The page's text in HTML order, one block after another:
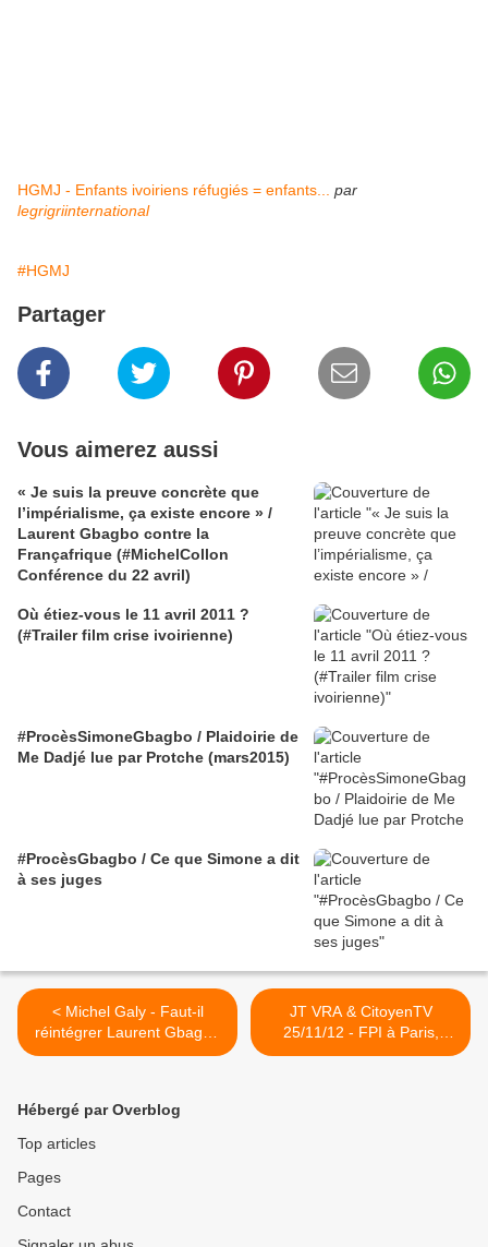
HGMJ - Enfants ivoiriens réfugiés = enfants...
par
legrigriinternational
#HGMJ
Partager
Vous aimerez aussi
« Je suis la preuve concrète que
l’impérialisme, ça existe encore » /
Laurent Gbagbo contre la
Françafrique (#MichelCollon
Conférence du 22 avril)
Où étiez-vous le 11 avril 2011 ?
(#Trailer film crise ivoirienne)
#ProcèsSimoneGbagbo / Plaidoirie de
Me Dadjé lue par Protche (mars2015)
#ProcèsGbagbo / Ce que Simone a dit
à ses juges
< Michel Galy - Faut-il
réintégrer Laurent Gbagbo
dans le jeu politique ivoirien
JT VRA & CitoyenTV
25/11/12 - FPI à Paris,
Syrie, Défense, Verschave,
Hébergé par Overblog
Top articles
Pages
Contact